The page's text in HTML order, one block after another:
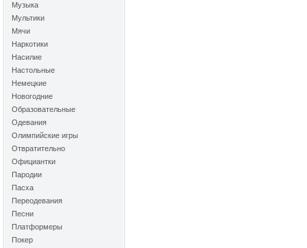
Музыка
Мультики
Мячи
Наркотики
Насилие
Настольные
Немецкие
Новогодние
Образовательные
Одевания
Олимпийские игры
Отвратительно
Официантки
Пародии
Пасха
Переодевания
Песни
Платформеры
Покер